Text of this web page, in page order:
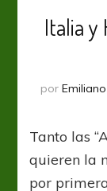
Italia y
por
Tanto las
quieren la
por